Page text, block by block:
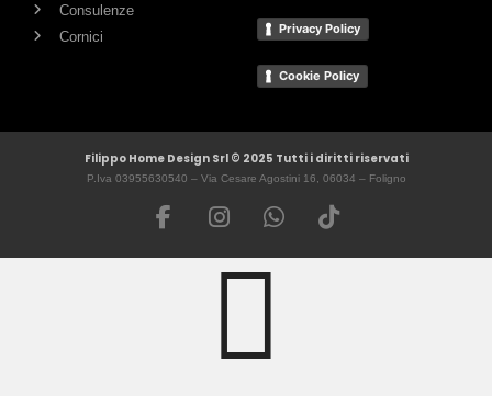
Consulenze
Cornici
Privacy Policy
Cookie Policy
Filippo Home Design Srl © 2025 Tutti i diritti riservati
P.Iva 03955630540 – Via Cesare Agostini 16, 06034 – Foligno